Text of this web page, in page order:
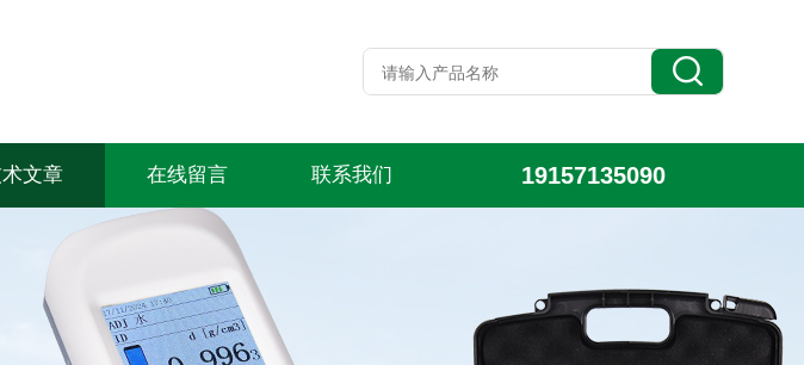
文章 在线留言 联系我们 19157135090